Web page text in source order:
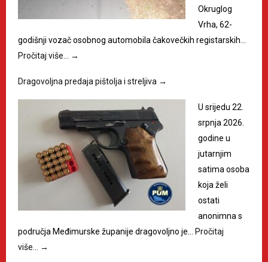
Okruglog
Vrha, 62-
godišnji vozač osobnog automobila čakovečkih registarskih…
Pročitaj više…
→
Dragovoljna predaja pištolja i streljiva →
U srijedu 22.
srpnja 2026.
godine u
jutarnjim
satima osoba
koja želi
ostati
anonimna s
područja Međimurske županije dragovoljno je…
Pročitaj
više…
→